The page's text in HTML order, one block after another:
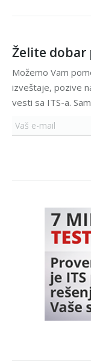
Želite dobar
Možemo Vam
izveštaje, pozive
vesti sa ITS-a.